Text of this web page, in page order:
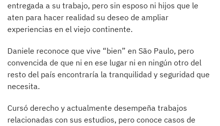
entregada a su trabajo, pero sin esposo ni hijos que le
aten para hacer realidad su deseo de ampliar
experiencias en el viejo continente.
Daniele reconoce que vive “bien” en São Paulo, pero
convencida de que ni en ese lugar ni en ningún otro del
resto del país encontraría la tranquilidad y seguridad que
necesita.
Cursó derecho y actualmente desempeña trabajos
relacionadas con sus estudios, pero conoce casos de